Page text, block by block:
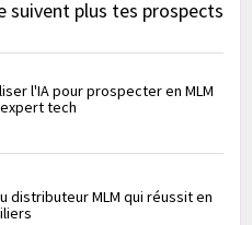
suivent plus tes prospects
l'IA pour prospecter en MLM
tech
distributeur MLM qui réussit en